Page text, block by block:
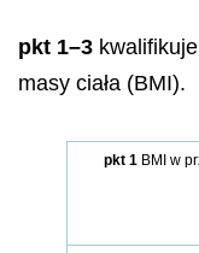
pkt 1–3
masy ciała (BMI).
pkt 1 BMI w